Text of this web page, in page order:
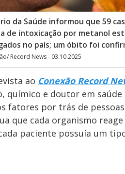
da Saúde informou que 59
de intoxicação por metanol
no país; um óbito foi
Record News - 03.10.2025
ao Conexão Record
químico e doutor em
fatores por trás de
que cada organismo
paciente possuía um